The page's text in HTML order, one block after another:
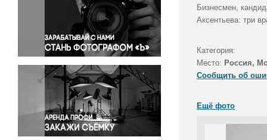
Политика
Правосудие
Происшествия и конфликты
Религия
Светская жизнь
Спорт
Экология
Экономика и бизнес
Бизнесмен,
Аксентьева: три
Категория:
Место: Россия,
Сообщить об
Ещё фото